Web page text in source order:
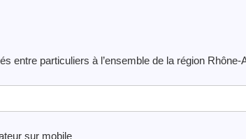
entre particuliers à l’ensemble de la région Rhône-
sur mobile